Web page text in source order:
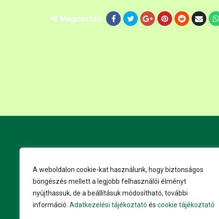
A weboldalon cookie-kat használunk, hogy biztonságos
böngészés mellett a legjobb felhasználói élményt
nyújthassuk, de a beállításuk módosítható, további
információ: Adatkezelési tájékoztató és cookie tájékoztató
Megosztás
Weboldalkészítés és karbantartás:SpiritLabés